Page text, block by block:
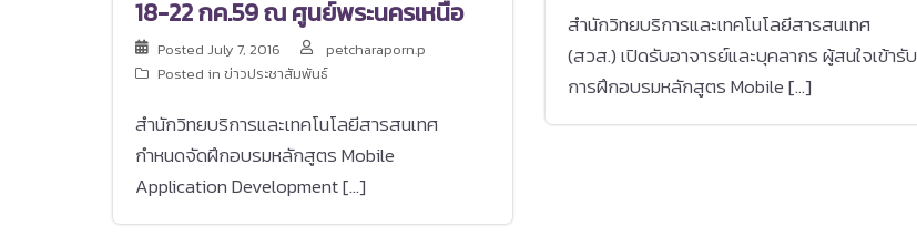
18-22 กค.59 ณ ศูนย์พระนครเหนือ
Posted July 7, 2016
petcharaporn.p
Posted in ข่าวประชาสัมพันธ์
สำนักวิทยบริการและเทคโนโลยีสารสนเทศ
กำหนดจัดฝึกอบรมหลักสูตร Mobile
Application Development […]
สำนักวิทยบริการและเทคโนโลยีสารสนเทศ
(สวส.) เปิดรับอาจารย์และบุคลากร ผู้สนใจเข้ารับ
การฝึกอบรมหลักสูตร Mobile […]